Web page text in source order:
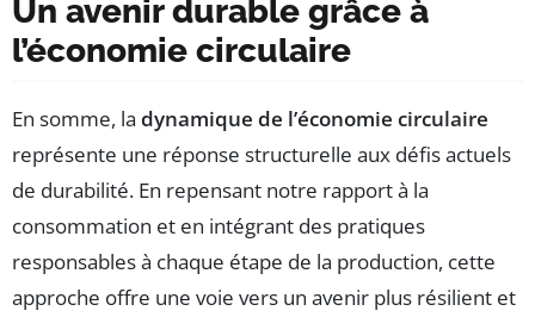
Un avenir durable grâce à
l’économie circulaire
En somme, la dynamique de l’économie circulaire
représente une réponse structurelle aux défis actuels
de durabilité. En repensant notre rapport à la
consommation et en intégrant des pratiques
responsables à chaque étape de la production, cette
approche offre une voie vers un avenir plus résilient et